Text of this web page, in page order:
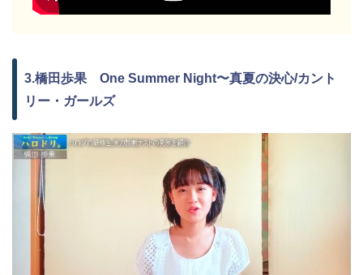
3.橋田歩果 One Summer Night〜真夏の決心/カント
リー・ガールズ